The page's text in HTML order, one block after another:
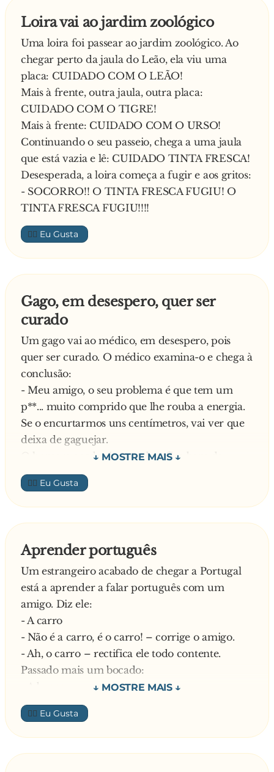
Loira vai ao jardim zoológico
Uma loira foi passear ao jardim zoológico. Ao
chegar perto da jaula do Leão, ela viu uma
placa: CUIDADO COM O LEÃO!
Mais à frente, outra jaula, outra placa:
CUIDADO COM O TIGRE!
Mais à frente: CUIDADO COM O URSO!
Continuando o seu passeio, chega a uma jaula
que está vazia e lê: CUIDADO TINTA FRESCA!
Desesperada, a loira começa a fugir e aos gritos:
- SOCORRO!! O TINTA FRESCA FUGIU! O
TINTA FRESCA FUGIU!!!!
👍🏼
Gago, em desespero, quer ser
curado
Um gago vai ao médico, em desespero, pois
quer ser curado. O médico examina-o e chega à
conclusão:
- Meu amigo, o seu problema é que tem um
p**... muito comprido que lhe rouba a energia.
Se o encurtarmos uns centímetros, vai ver que
deixa de gaguejar.
O homem acede, é operado e fica bom da
gaguez. Dias mais tarde volta ao consultório:
- Doutor, eu realmente já não gaguejo, mas a
minha mulher diz que lhe falta lá qualquer
coisinha. Se não se importasse, gostaria de rever
Responde o médico:
- Ó me-meu a-amigo, isso agora é im-po-po-
po-ssi-ssí-vel!
👍🏼
Aprender português
Um estrangeiro acabado de chegar a Portugal
está a aprender a falar português com um
amigo. Diz ele:
- A carro
- Não é a carro, é o carro! – corrige o amigo.
- Ah, o carro – rectifica ele todo contente.
Passado mais um bocado:
- Não é a banco, é o banco! – corrige
novamente o amigo.
- Ah, o banco – responde o estrangeiro.
E assim continuo: o navio, o passeio, etc. No dia
👍🏼